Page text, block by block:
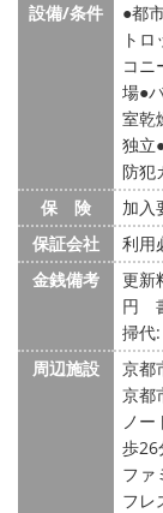
設備/条件
都
トロ
コニ
場
室乾
独立
防犯
保 険
加
保証会社
利
金銭備考
更新
円
掃代
周辺施設
京都
京都
ノ
歩26
ファ
フレ